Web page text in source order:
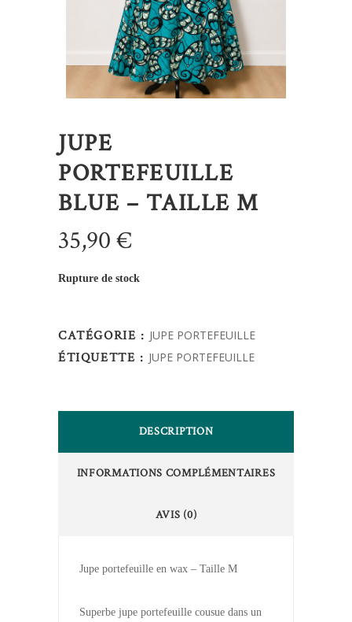
JUPE
PORTEFEUILLE
BLUE – TAILLE M
35,90€
Rupture de stock
CATÉGORIE : JUPE PORTEFEUILLE
ÉTIQUETTE : JUPE PORTEFEUILLE
DESCRIPTION
INFORMATIONS COMPLÉMENTAIRES
AVIS (0)
Jupe portefeuille en wax – Taille M
Superbe jupe portefeuille cousue dans un